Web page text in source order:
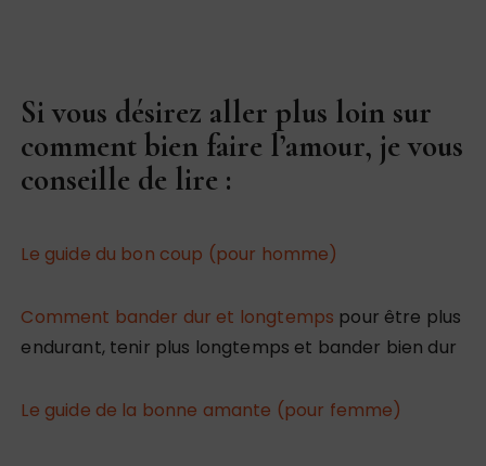
Si vous désirez aller plus loin sur
comment bien faire l’amour, je vous
conseille de lire :
Le guide du bon coup (pour homme)
Comment bander dur et longtemps pour être plus
endurant, tenir plus longtemps et bander bien dur
Le guide de la bonne amante (pour femme)